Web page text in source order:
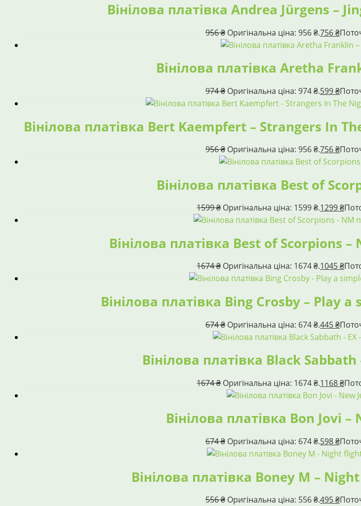
Вінілова платівка Andrea Jürgens –
956₴ Оригінальна ціна: 956 ₴.756₴
Вінілова платівка Aretha
974₴ Оригінальна ціна: 974 ₴.599₴
Вінілова платівка Bert Kaempfert – Strangers In
956₴ Оригінальна ціна: 956 ₴.756₴
Вінілова платівка Best of
1599₴ Оригінальна ціна: 1599 ₴.1299₴
Вінілова платівка Best of Scorpions –
1674₴ Оригінальна ціна: 1674 ₴.1045₴
Вінілова платівка Bing Crosby – Play
674₴ Оригінальна ціна: 674 ₴.445₴
Вінілова платівка Black
1674₴ Оригінальна ціна: 1674 ₴.1168₴
Вінілова платівка Bon Jovi –
674₴ Оригінальна ціна: 674 ₴.598₴
Вінілова платівка Boney M –
556₴ Оригінальна ціна: 556 ₴.495₴